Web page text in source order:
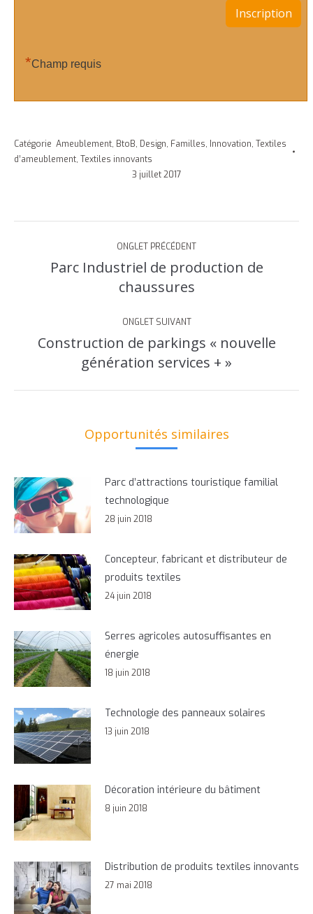
*Champ requis
Catégorie Ameublement, BtoB, Design, Familles, Innovation, Textiles
d’ameublement, Textiles innovants
3 juillet 2017
Navigation
commentaire
ONGLET PRÉCÉDENT
Onglet
précédent
Parc Industriel de production de
chaussures
ONGLET SUIVANT
Onglet
suivant
Construction de parkings « nouvelle
génération services + »
Opportunités similaires
Parc d’attractions touristique familial
technologique
28 juin 2018
Concepteur, fabricant et distributeur de
produits textiles
24 juin 2018
Serres agricoles autosuffisantes en
énergie
18 juin 2018
Technologie des panneaux solaires
13 juin 2018
Décoration intérieure du bâtiment
8 juin 2018
Distribution de produits textiles innovants
27 mai 2018